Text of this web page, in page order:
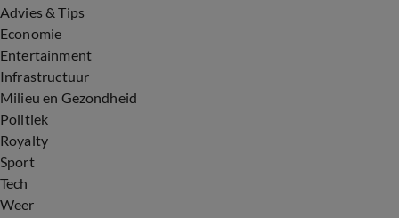
Advies & Tips
Economie
Entertainment
Infrastructuur
Milieu en Gezondheid
Politiek
Royalty
Sport
Tech
Weer